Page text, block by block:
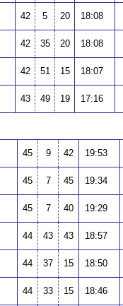
42 5 20 18:08
42 35 20 18:08
42 51 15 18:07
43 49 19 17:16
45 9 42 19:53
45 7 45 19:34
45 7 40 19:29
44 43 43 18:57
44 37 15 18:50
44 33 15 18:46